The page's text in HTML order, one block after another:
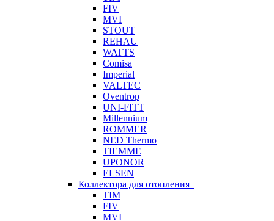
FIV
MVI
STOUT
REHAU
WATTS
Comisa
Imperial
VALTEC
Oventrop
UNI-FITT
Millennium
ROMMER
NED Thermo
TIEMME
UPONOR
ELSEN
Коллектора для отопления
TIM
FIV
MVI